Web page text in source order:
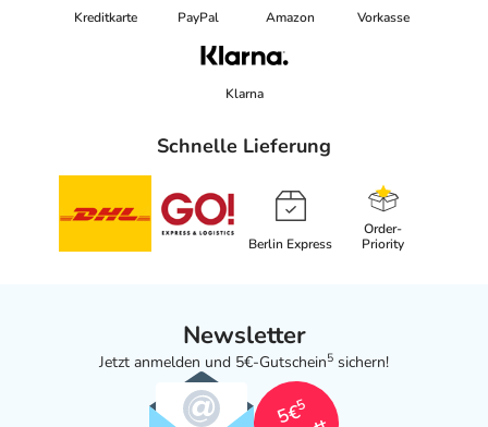
Kreditkarte PayPal Amazon Vorkasse
Klarna
Schnelle Lieferung
Berlin Express
Order-
Priority
Newsletter
Jetzt anmelden und 5€-Gutschein5 sichern!
5€
5